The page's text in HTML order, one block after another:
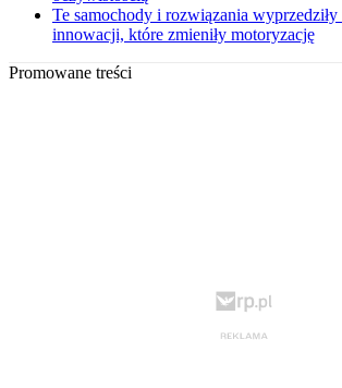
Te samochody i rozwiązania wyprzedziły
innowacji, które zmieniły motoryzację
Promowane treści